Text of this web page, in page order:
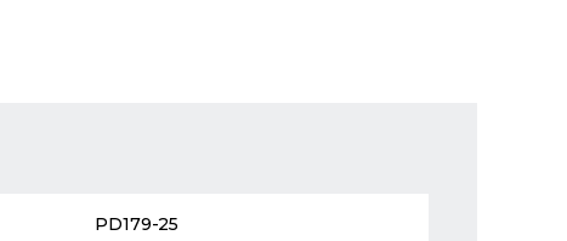
PD179-25